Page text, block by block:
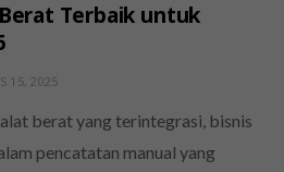
Terbaik untuk
15, 2025
berat yang terintegrasi, bisnis
pencatatan manual yang